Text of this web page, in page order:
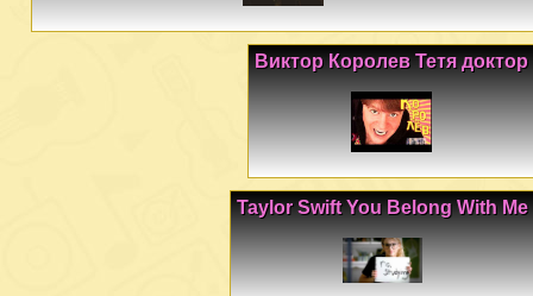
Виктор Королев Тетя доктор
Taylor Swift You Belong With Me